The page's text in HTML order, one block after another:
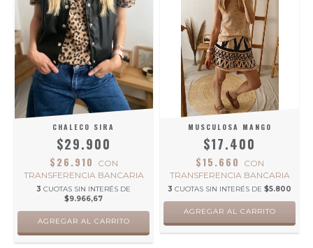
CHALECO SIRA
$29.900
$26.910
CON
TRANSFERENCIA BANCARIA
3 CUOTAS SIN INTERÉS DE
$9.966,67
AGREGAR AL CARRITO
MUSCULOSA MANGO
$17.400
$15.660
CON
TRANSFERENCIA BANCARIA
3 CUOTAS SIN INTERÉS DE $5.800
AGREGAR AL CARRITO